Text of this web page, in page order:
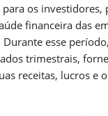
os investidores,
financeira das
esse
trimestrais,
receitas, lucros e